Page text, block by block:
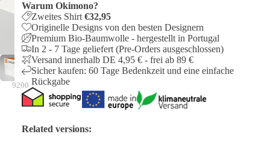
9200
Warum Okimono?
Zweites Shirt €32,95
Originelle Designs von den besten Designern
Premium Bio-Baumwolle - hergestellt in Portugal
In 2 - 7 Tage geliefert (Pre-Orders ausgeschlossen)
Versand innerhalb DE 4,95 € - frei ab 89 €
Sicher kaufen: 60 Tage Bedenkzeit und eine einfache
Rückgabe
Related versions: